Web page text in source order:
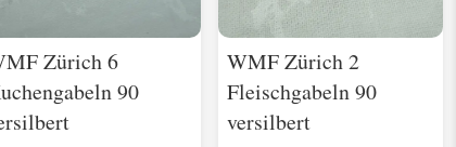
Zürich 6
90
WMF Zürich 2
Fleischgabeln 90
versilbert